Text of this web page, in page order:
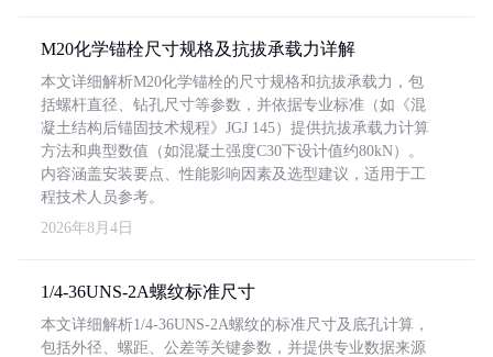
M20化学锚栓尺寸规格及抗拔承载力详解
本文详细解析M20化学锚栓的尺寸规格和抗拔承载力，包
括螺杆直径、钻孔尺寸等参数，并依据专业标准（如《混
凝土结构后锚固技术规程》JGJ 145）提供抗拔承载力计算
方法和典型数值（如混凝土强度C30下设计值约80kN）。
内容涵盖安装要点、性能影响因素及选型建议，适用于工
程技术人员参考。
2026年8月4日
1/4-36UNS-2A螺纹标准尺寸
本文详细解析1/4-36UNS-2A螺纹的标准尺寸及底孔计算，
包括外径、螺距、公差等关键参数，并提供专业数据来源